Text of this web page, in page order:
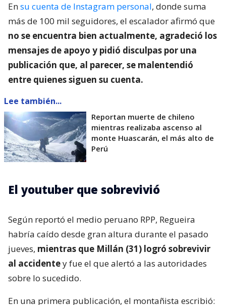
Ensu cuenta de Instagram personal, donde suma
más de 100 mil seguidores, el escalador afirmó que
no se encuentra bien actualmente, agradeció los
mensajes de apoyo y pidió disculpas por una
publicación que, al parecer, se malentendió
entre quienes siguen su cuenta.
Lee también...
Reportan muerte de chileno
mientras realizaba ascenso al
monte Huascarán, el más alto de
Perú
El youtuber que sobrevivió
Según reportó el medio peruano RPP, Regueira
habría caído desde gran altura durante el pasado
jueves, mientras que Millán (31) logró sobrevivir
al accidentey fue el que alertó a las autoridades
sobre lo sucedido.
En una primera publicación, el montañista escribió: